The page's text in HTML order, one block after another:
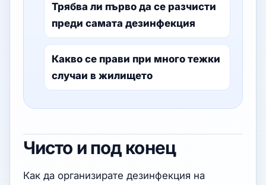
Трябва ли първо да се разчисти
преди самата дезинфекция
Какво се прави при много тежки
случаи в жилището
Чисто и под конец
Как да организирате дезинфекция на